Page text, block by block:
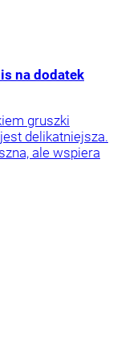
na dodatek
gruszki
delikatniejsza.
ale wspiera